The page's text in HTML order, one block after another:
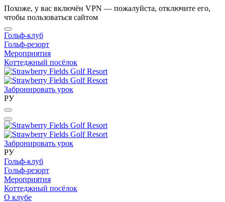
Похоже, у вас включён VPN — пожалуйста, отключите его,
чтобы пользоваться сайтом
Гольф-клуб
Гольф-резорт
Мероприятия
Коттеджный посёлок
Забронировать урок
РУ
Забронировать урок
РУ
Гольф-клуб
Гольф-резорт
Мероприятия
Коттеджный посёлок
О клубе